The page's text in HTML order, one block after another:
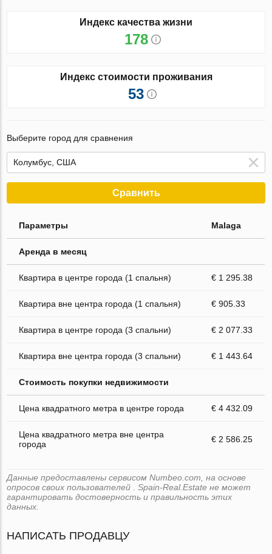
Индекс качества жизни
178
Индекс стоимости проживания
53
Выберите город для сравнения
Сравнить
Параметры Malaga
Аренда в месяц
Квартира в центре города (1 спальня) € 1 295.38
Квартира вне центра города (1 спальня) € 905.33
Квартира в центре города (3 спальни) € 2 077.33
Квартира вне центра города (3 спальни) € 1 443.64
Стоимость покупки недвижимости
Цена квадратного метра в центре города € 4 432.09
Цена квадратного метра вне центра
города
€ 2 586.25
Данные предоставлены сервисом Numbeo.com, на основе
опросов своих пользователей . Spain-Real.Estate не может
гарантировать достоверность и правильность этих
данных.
НАПИСАТЬ ПРОДАВЦУ